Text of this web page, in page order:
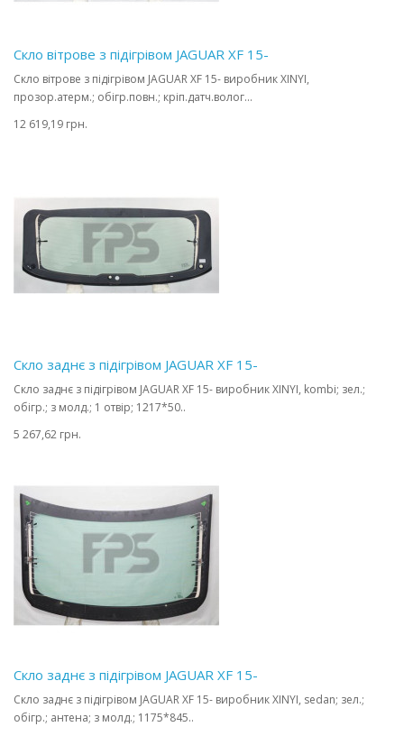
Скло вітрове з підігрівом JAGUAR XF 15-
Скло вітрове з підігрівом JAGUAR XF 15- виробник XINYI,
прозор.атерм.; обігр.повн.; кріп.датч.волог...
12 619,19 грн.
Скло заднє з підігрівом JAGUAR XF 15-
Скло заднє з підігрівом JAGUAR XF 15- виробник XINYI, kombi; зел.;
обігр.; з молд.; 1 отвір; 1217*50..
5 267,62 грн.
Скло заднє з підігрівом JAGUAR XF 15-
Скло заднє з підігрівом JAGUAR XF 15- виробник XINYI, sedan; зел.;
обігр.; антена; з молд.; 1175*845..